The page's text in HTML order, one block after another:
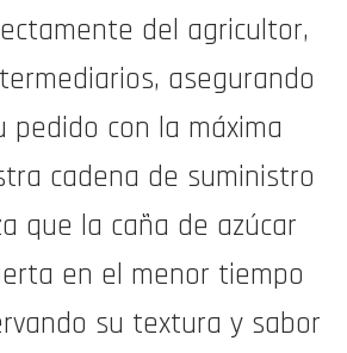
del agricultor,
asegurando
pedido con la máxima
cadena de suministro
que la caña de azúcar
en el menor tiempo
su textura y sabor